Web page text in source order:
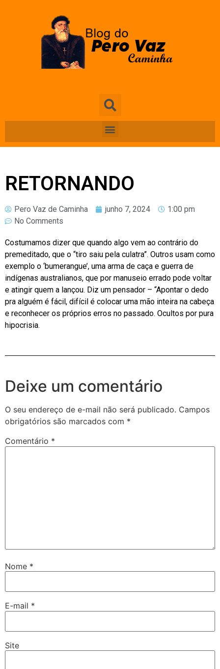
RETORNANDO
Pero Vaz de Caminha junho 7, 2024
1:00 pm
No Comments
Costumamos dizer que quando algo vem ao contrário do
premeditado, que o “tiro saiu pela culatra”. Outros usam como
exemplo o ‘bumerangue’, uma arma de caça e guerra de
indígenas australianos, que por manuseio errado pode voltar
e atingir quem a lançou. Diz um pensador – “Apontar o dedo
pra alguém é fácil, difícil é colocar uma mão inteira na cabeça
e reconhecer os próprios erros no passado. Ocultos por pura
hipocrisia.
Deixe um comentário
O seu endereço de e-mail não será publicado. Campos
obrigatórios são marcados com *
Comentário *
Nome *
E-mail *
Site